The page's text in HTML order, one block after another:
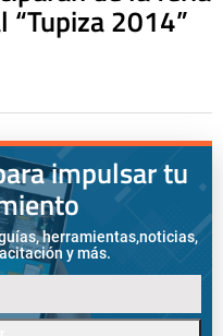
2014”
impulsar tu
herramientas,noticias,
y más.